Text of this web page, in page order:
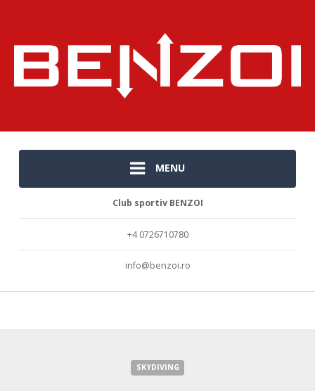
MENU
Club sportiv BENZOI
+4 0726710780
info@benzoi.ro
SKYDIVING